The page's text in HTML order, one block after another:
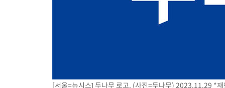
[속보]美중부 사령관, 이스라엘 긴급방문 다중화된 전선 상황 논의
[서울=뉴시스] 두나무 로고. (사진=두나무) 2023.11.29 *재